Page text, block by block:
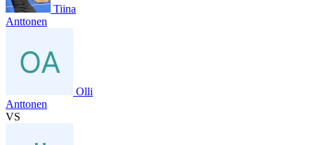
Tiina
Anttonen
Olli
Anttonen
VS